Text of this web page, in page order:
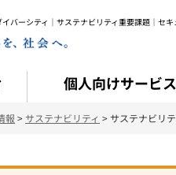
個人向けサービ
バーシティ｜サステナビリティ重要課題｜セ
報 >サステナビリティ > サステナビリ